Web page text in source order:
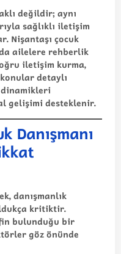
değildir; aynı
sağlıklı iletişim
Nişantaşı çocuk
ailelere rehberlik
iletişim kurma,
detaylı
dinamikleri
gelişimi desteklenir.
Danışmanı
danışmanlık
kritiktir.
bulunduğu bir
göz önünde